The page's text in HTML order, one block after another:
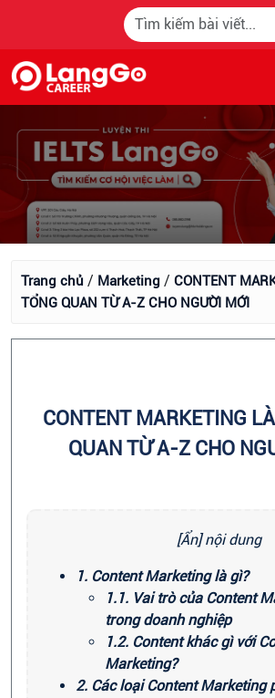
Trang chủ / Marketing / CONTENT
TỔNG QUAN TỪ A-Z CHO NGƯỜI MỚI
CONTENT MARKETING
QUAN TỪ A-Z CHO
[Ẩn] nội dung
1. Content Marketing là gì?
1.1. Vai trò của Content
trong doanh nghiệp
1.2. Content khác gì với
Marketing?
2. Các loại Content Marketing